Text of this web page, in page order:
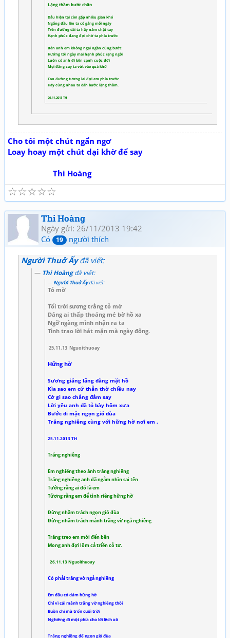
Lặng thầm bước chân
Dẫu hiện tại còn gặp nhiều gian khó
Ngẩng đầu lên ta cố gắng mỗi ngày
Trên đường dài ta hãy nắm chặt tay
Hạnh phúc đang đợi chờ ta phía trước
Bên anh em không ngại ngần cùng bước
Hướng tới ngày mai hạnh phúc rạng ngời
Luôn có anh đi bên cạnh cuộc đời
Mọi đắng cay ta vứt vào quá khứ
Con đường tương lai đợi em phía trước
Hãy cùng nhau ta dấn bước lặng thầm.
26.11.2013 TH
Cho tôi một chút ngẩn ngơ
Loay hoay một chút dại khờ để say
Thi Hoàng
☆
☆
☆
☆
☆
Thi Hoàng
Ngày gửi: 26/11/2013 19:42
Có
19 người thích
Người Thuở Ấyđã viết:
Thi Hoàngđã viết:
Người Thuở Ấyđã viết:
Tỏ mờ
Tối trời sương trắng tỏ mờ
Dáng ai thấp thoáng mé bờ hồ xa
Ngỡ ngàng mình nhận ra ta
Tình trao lời hát mặn mà ngày đông.
25.11.13 Nguoithuoay
Hững hờ
Sương giăng lãng đãng mặt hồ
Kìa sao em cứ thẫn thờ chiều nay
Cớ gì sao chẳng đắm say
Lời yêu anh đã tỏ bày hôm xưa
Bước đi mặc ngọn gió đùa
Trăng nghiêng cùng với hững hờ nơi em .
25.11.2013 TH
Trăng nghiêng
Em nghiêng theo ánh trăng nghiêng
Trăng nghiêng anh đã ngắm nhìn sai tên
Tưởng rằng ai đó là em
Tửơng rằng em để tình riêng hững hờ
Đừng nhầm trách ngọn gió đùa
Đừng nhầm trách mảnh trăng vờ ngả nghiêng
Trăng treo em mới đến bên
Mong anh đợi lõm cả triền cỏ tơ.
26.11.13 Nguoithuoay
Có phải trăng vờ ngả nghiêng
Em đâu có dám hững hờ
Chỉ vì cái mảnh trăng vờ nghiêng thôi
Buồn chi mà trốn cuối trời
Nghiêng đi một phía cho lời lệch xô
Trăng nghiêng để ngọn gió đùa